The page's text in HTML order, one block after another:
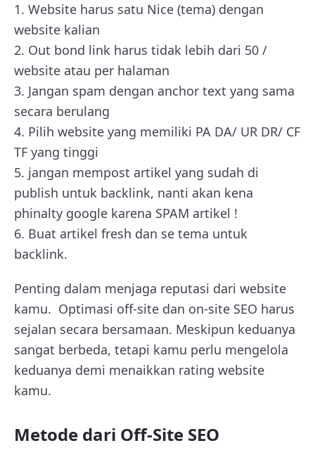
1. Website harus satu Nice (tema) dengan
website kalian
2. Out bond link harus tidak lebih dari 50 /
website atau per halaman
3. Jangan spam dengan anchor text yang sama
secara berulang
4. Pilih website yang memiliki PA DA/ UR DR/ CF
TF yang tinggi
5. jangan mempost artikel yang sudah di
publish untuk backlink, nanti akan kena
phinalty google karena SPAM artikel !
6. Buat artikel fresh dan se tema untuk
backlink.
Penting dalam menjaga reputasi dari website
kamu. Optimasi off-site dan on-site SEO harus
sejalan secara bersamaan. Meskipun keduanya
sangat berbeda, tetapi kamu perlu mengelola
keduanya demi menaikkan rating website
kamu.
Metode dari Off-Site SEO